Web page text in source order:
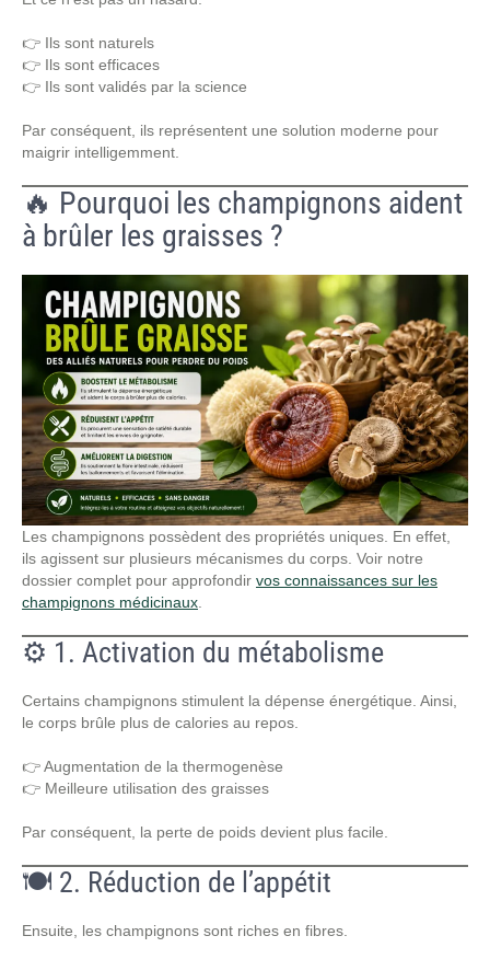
👉 Ils sont naturels
👉 Ils sont efficaces
👉 Ils sont validés par la science
Par conséquent, ils représentent une solution moderne pour
maigrir intelligemment.
🔥 Pourquoi les champignons aident
à brûler les graisses ?
Les champignons possèdent des propriétés uniques. En effet,
ils agissent sur plusieurs mécanismes du corps. Voir notre
dossier complet pour approfondir vos connaissances sur les
champignons médicinaux.
⚙️ 1. Activation du métabolisme
Certains champignons stimulent la dépense énergétique. Ainsi,
le corps brûle plus de calories au repos.
👉 Augmentation de la thermogenèse
👉 Meilleure utilisation des graisses
Par conséquent, la perte de poids devient plus facile.
🍽️ 2. Réduction de l’appétit
Ensuite, les champignons sont riches en fibres.